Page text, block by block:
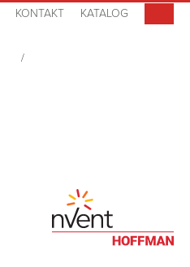
KONTAKT KATALOG